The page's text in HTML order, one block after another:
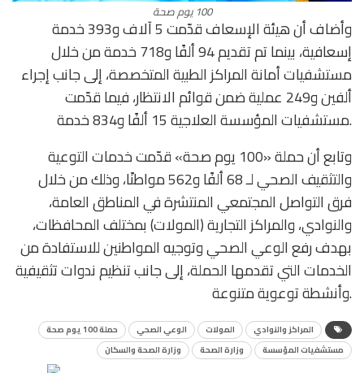
100 يوم صحة
وأضاف أن هيئة الإسعاف قدّمت 5 آلاف و393 خدمة
إسعافية، بينما تم تقديم 94 ألفًا و718 خدمة من خلال
مستشفيات أمانة المراكز الطبية المتخصصة، إلى جانب إجراء
ألفين و249 عملية ضمن قوائم الانتظار، فيما قدّمت
مستشفيات المؤسسة العلاجية 15 ألفًا و834 خدمة.
وتابع أن حملة «100 يوم صحة» قدّمت خدمات التوعية
والتثقيف الصحي لـ 68 ألفًا و562 مواطنًا، وذلك من خلال
فرق التواصل المجتمعي المنتشرة في المناطق العامة،
والنوادي، والمراكز التجارية (المولات) بمختلف المحافظات،
بهدف رفع الوعي الصحي وتوجيه المواطنين للاستفادة من
الخدمات التي تقدمها الحملة، إلى جانب تنظيم ندوات تثقيفية
وأنشطة توعوية متنوعة.
المراكز والنوادي المولات الوعي الصحي
حملة 100 يوم صحة
مستشفيات المؤسسة
وزارة الصحة وزارة الصحة والسكان